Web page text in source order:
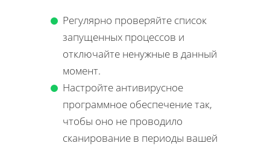
Регулярно проверяйте список
запущенных процессов и
отключайте ненужные в данный
момент.
Настройте антивирусное
программное обеспечение так,
чтобы оно не проводило
сканирование в периоды вашей